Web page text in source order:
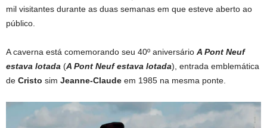
mil visitantes durante as duas semanas em que esteve aberto ao
público.
A caverna está comemorando seu 40º aniversário A Pont Neuf
estava lotada (A Pont Neuf estava lotada), entrada emblemática
de Cristo sim Jeanne-Claude em 1985 na mesma ponte.